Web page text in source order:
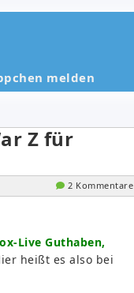
melden
Z für
2 Kommentare
Live Guthaben,
heißt es also bei